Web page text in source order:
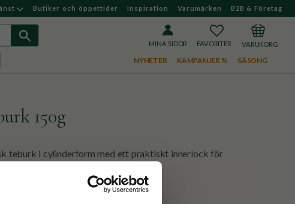
Butiker och öppettider Inspiration Varumärken B2B & Företag
MINA SIDOR
FAVORITERKUNDVAGN
NYHETER KAMPANJER % SÄSONG
150g
teburk i cylinderform med ett praktiskt innerlock för